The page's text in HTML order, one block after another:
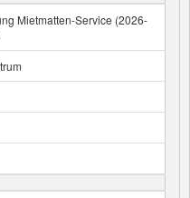
Mietmatten-Service (2026-